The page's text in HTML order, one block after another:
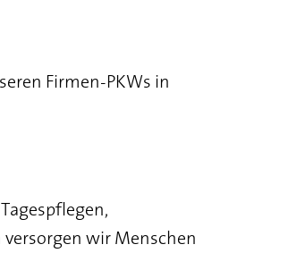
Firmen-PKWs in
wir Menschen